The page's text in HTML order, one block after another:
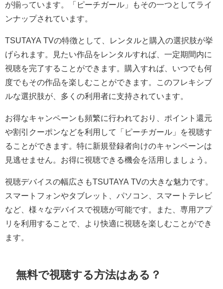
が揃っています。「ピーチガール」もその一つとしてライ
ンナップされています。
TSUTAYA TVの特徴として、レンタルと購入の選択肢が挙
げられます。見たい作品をレンタルすれば、一定期間内に
視聴を完了することができます。購入すれば、いつでも何
度でもその作品を楽しむことができます。このフレキシブ
ルな選択肢が、多くの利用者に支持されています。
お得なキャンペーンも頻繁に行われており、ポイント還元
や割引クーポンなどを利用して「ピーチガール」を視聴す
ることができます。特に新規登録者向けのキャンペーンは
見逃せません。お得に視聴できる機会を活用しましょう。
視聴デバイスの幅広さもTSUTAYA TVの大きな魅力です。
スマートフォンやタブレット、パソコン、スマートテレビ
など、様々なデバイスで視聴が可能です。また、専用アプ
リを利用することで、より快適に視聴を楽しむことができ
ます。
無料で視聴する方法はある？